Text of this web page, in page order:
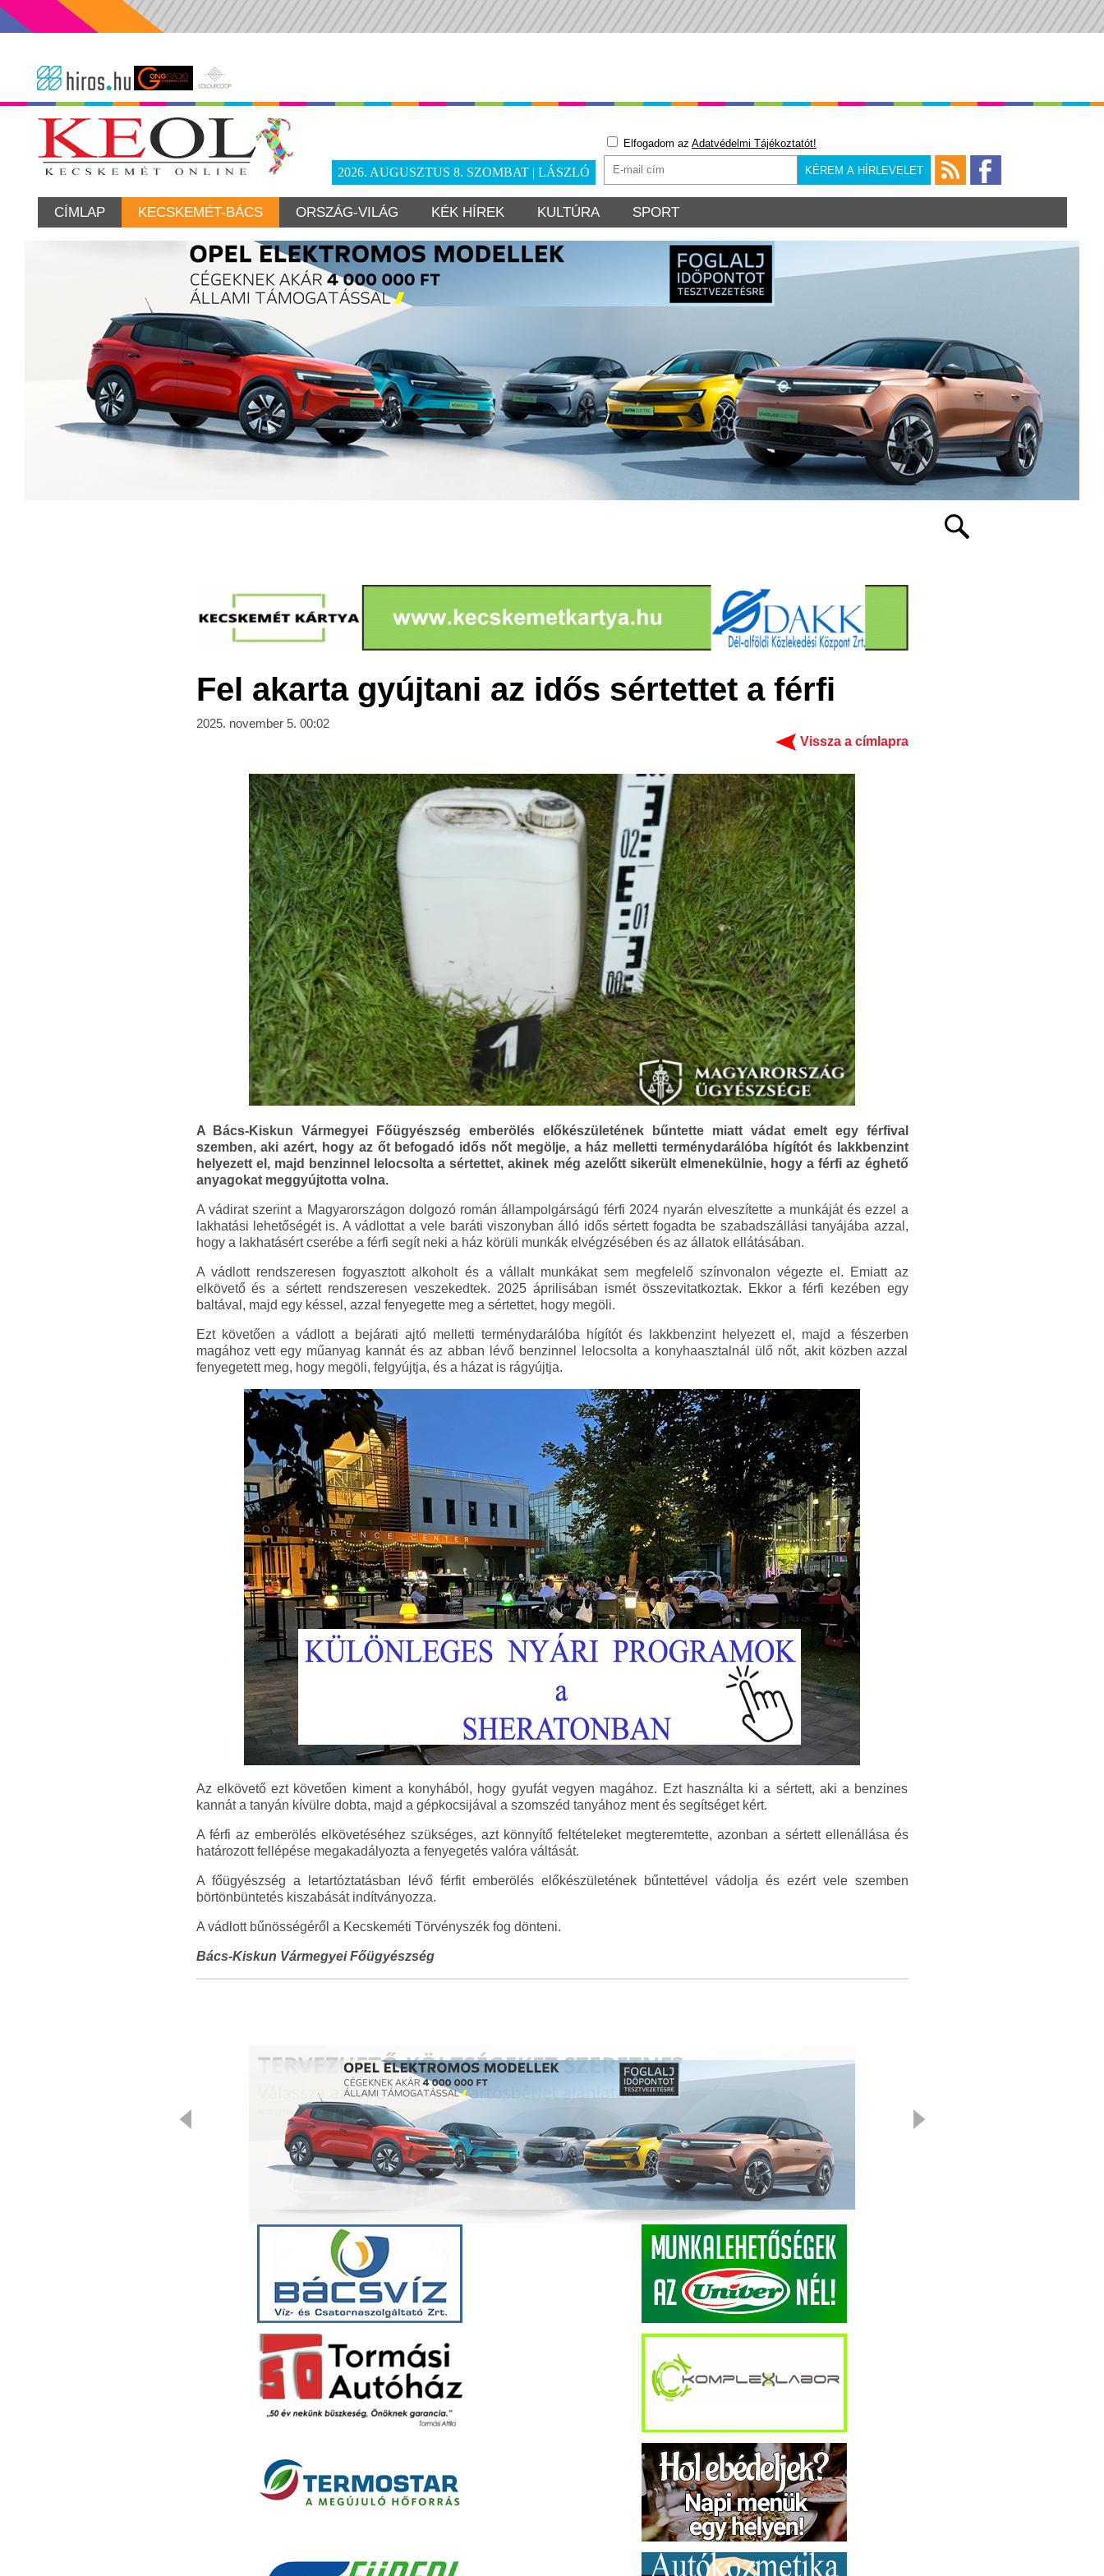
2026. AUGUSZTUS 8. SZOMBAT | LÁSZLÓ
Elfogadom az Adatvédelmi Tájékoztatót!
CÍMLAP KECSKEMÉT-BÁCS ORSZÁG-VILÁG KÉK HÍREK KULTÚRA SPORT
Fel akarta gyújtani az idős sértettet a férfi
2025. november 5. 00:02
Vissza a címlapra
A Bács-Kiskun Vármegyei Főügyészség emberölés előkészületének bűntette miatt vádat emelt egy férfival
szemben, aki azért, hogy az őt befogadó idős nőt megölje, a ház melletti terménydarálóba hígítót és lakkbenzint
helyezett el, majd benzinnel lelocsolta a sértettet, akinek még azelőtt sikerült elmenekülnie, hogy a férfi az éghető
anyagokat meggyújtotta volna.
A vádirat szerint a Magyarországon dolgozó román állampolgárságú férfi 2024 nyarán elveszítette a munkáját és ezzel a
lakhatási lehetőségét is. A vádlottat a vele baráti viszonyban álló idős sértett fogadta be szabadszállási tanyájába azzal,
hogy a lakhatásért cserébe a férfi segít neki a ház körüli munkák elvégzésében és az állatok ellátásában.
A vádlott rendszeresen fogyasztott alkoholt és a vállalt munkákat sem megfelelő színvonalon végezte el. Emiatt az
elkövető és a sértett rendszeresen veszekedtek. 2025 áprilisában ismét összevitatkoztak. Ekkor a férfi kezében egy
baltával, majd egy késsel, azzal fenyegette meg a sértettet, hogy megöli.
Ezt követően a vádlott a bejárati ajtó melletti terménydarálóba hígítót és lakkbenzint helyezett el, majd a fészerben
magához vett egy műanyag kannát és az abban lévő benzinnel lelocsolta a konyhaasztalnál ülő nőt, akit közben azzal
fenyegetett meg, hogy megöli, felgyújtja, és a házat is rágyújtja.
Az elkövető ezt követően kiment a konyhából, hogy gyufát vegyen magához. Ezt használta ki a sértett, aki a benzines
kannát a tanyán kívülre dobta, majd a gépkocsijával a szomszéd tanyához ment és segítséget kért.
A férfi az emberölés elkövetéséhez szükséges, azt könnyítő feltételeket megteremtette, azonban a sértett ellenállása és
határozott fellépése megakadályozta a fenyegetés valóra váltását.
A főügyészség a letartóztatásban lévő férfit emberölés előkészületének bűntettével vádolja és ezért vele szemben
börtönbüntetés kiszabását indítványozza.
A vádlott bűnösségéről a Kecskeméti Törvényszék fog dönteni.
Bács-Kiskun Vármegyei Főügyészség